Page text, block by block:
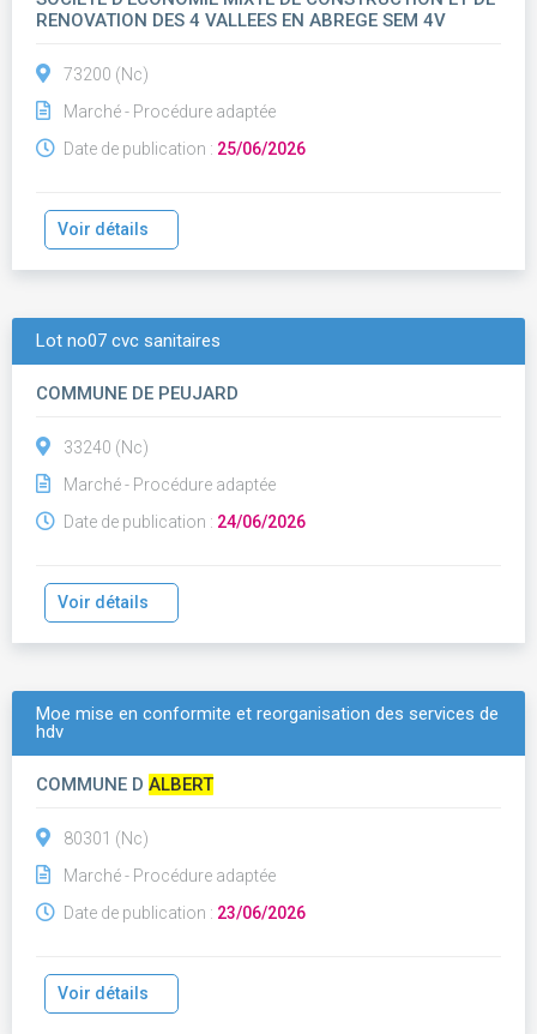
RENOVATION DES 4 VALLEES EN ABREGE SEM 4V
73200 (Nc)
Marché - Procédure adaptée
Date de publication : 25/06/2026
Voir détails
Lot no07 cvc sanitaires
COMMUNE DE PEUJARD
33240 (Nc)
Marché - Procédure adaptée
Date de publication : 24/06/2026
Voir détails
Moe mise en conformite et reorganisation des services de
hdv
COMMUNE D ALBERT
80301 (Nc)
Marché - Procédure adaptée
Date de publication : 23/06/2026
Voir détails